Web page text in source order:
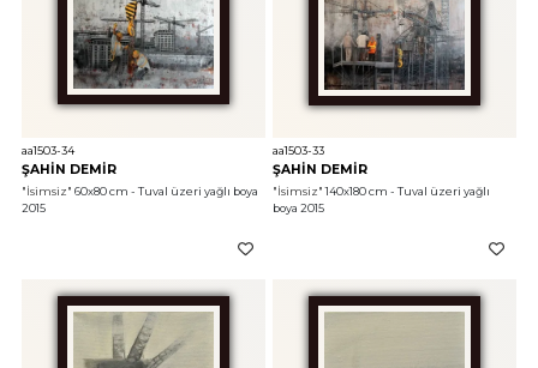
aa1503-34
ŞAHİN DEMİR
"İsimsiz" 60x80 cm - Tuval üzeri yağlı boya
2015
aa1503-33
ŞAHİN DEMİR
"İsimsiz" 140x180 cm - Tuval üzeri yağlı
boya 2015